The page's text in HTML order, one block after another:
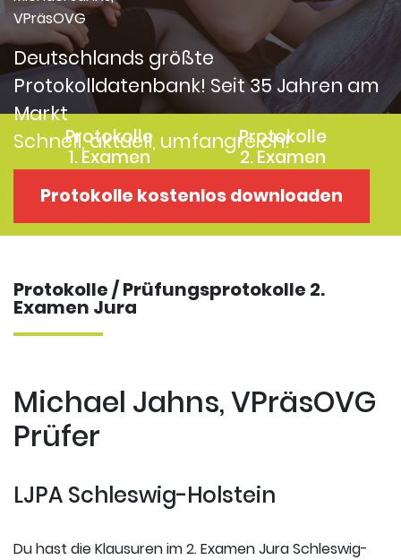
VPräsOVG
Deutschlands größte
Protokolldatenbank! Seit 35 Jahren am
Markt
Schnell, aktuell, umfangreich!
Protokolle kostenlos downloaden
Protokolle
1. Examen
Protokolle
2. Examen
Protokolle
Examensklausuren
Kostenloses
Repititorium
Protokolle / Prüfungsprotokolle 2.
Examen Jura
Michael Jahns, VPräsOVG
Prüfer
LJPA Schleswig-Holstein
Du hast die Klausuren im 2. Examen Jura Schleswig-